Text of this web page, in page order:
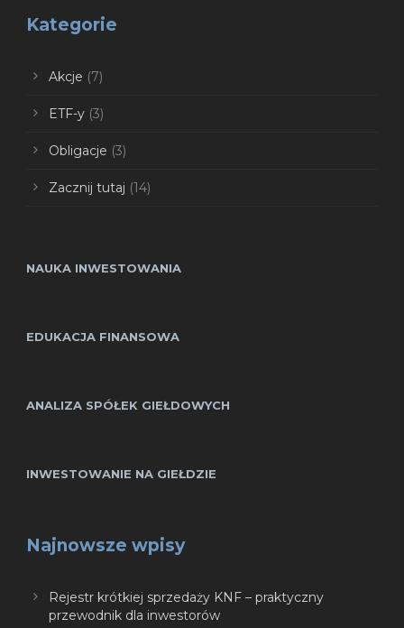
Kategorie
Akcje (7)
ETF-y (3)
Obligacje (3)
Zacznij tutaj (14)
NAUKA INWESTOWANIA
EDUKACJA FINANSOWA
ANALIZA SPÓŁEK GIEŁDOWYCH
INWESTOWANIE NA GIEŁDZIE
Najnowsze wpisy
Rejestr krótkiej sprzedaży KNF – praktyczny
przewodnik dla inwestorów